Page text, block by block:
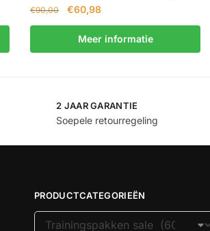
€90,00 €60,98
Meer informatie
2 JAAR GARANTIE
Soepele retourregeling
PRODUCTCATEGORIEËN